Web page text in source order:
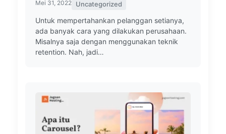
Mei 31, 2022 Uncategorized
Untuk mempertahankan pelanggan setianya,
ada banyak cara yang dilakukan perusahaan.
Misalnya saja dengan menggunakan teknik
retention. Nah, jadi…